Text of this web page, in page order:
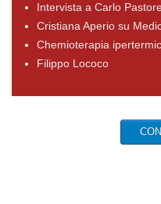
Intervista a Carlo
Cristiana Aperio su
Chemioterapia
Filippo Lococo